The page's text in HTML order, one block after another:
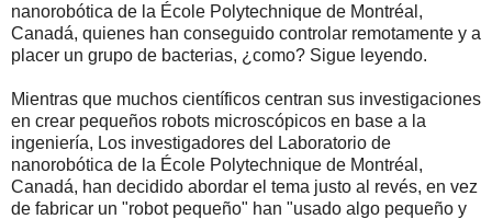
nanorobótica de la École Polytechnique de Montréal,
Canadá, quienes han conseguido controlar remotamente y a
placer un grupo de bacterias, ¿como? Sigue leyendo.
Mientras que muchos científicos centran sus investigaciones
en crear pequeños robots microscópicos en base a la
ingeniería, Los investigadores del Laboratorio de
nanorobótica de la École Polytechnique de Montréal,
Canadá, han decidido abordar el tema justo al revés, en vez
de fabricar un "robot pequeño" han "usado algo pequeño y